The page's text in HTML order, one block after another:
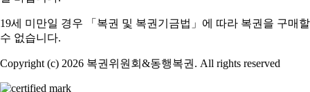
19세 미만일 경우 「복권 및 복권기금법」에 따라 복권을 구매할
수 없습니다.
Copyright (c) 2026 복권위원회&동행복권. All rights reserved